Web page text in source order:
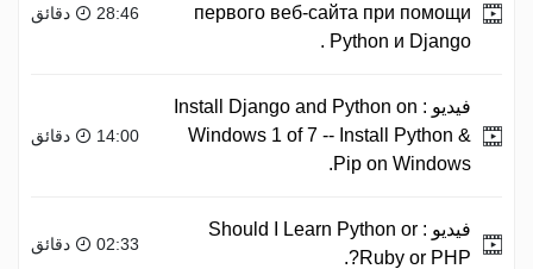
первого веб-сайта при помощи
Python и Django .
28:46 دقائق
فيديو : Install Django and Python on
Windows 1 of 7 -- Install Python &
Pip on Windows.
14:00 دقائق
فيديو : Should I Learn Python or
Ruby or PHP?.
02:33 دقائق